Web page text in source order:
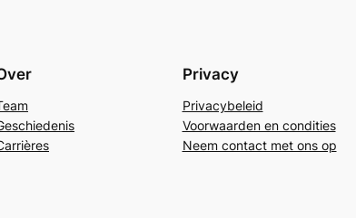
Privacy
Privacybeleid
Voorwaarden en condities
Neem contact met ons op